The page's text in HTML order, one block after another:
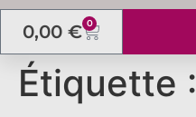
0,00 € 0
Étiquette :